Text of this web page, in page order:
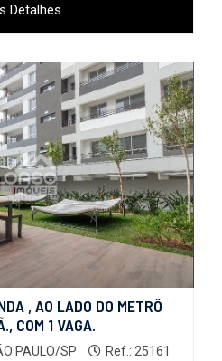
Detalhes
, AO LADO DO METRÔ
COM 1 VAGA.
PAULO/SP Ref.: 25161